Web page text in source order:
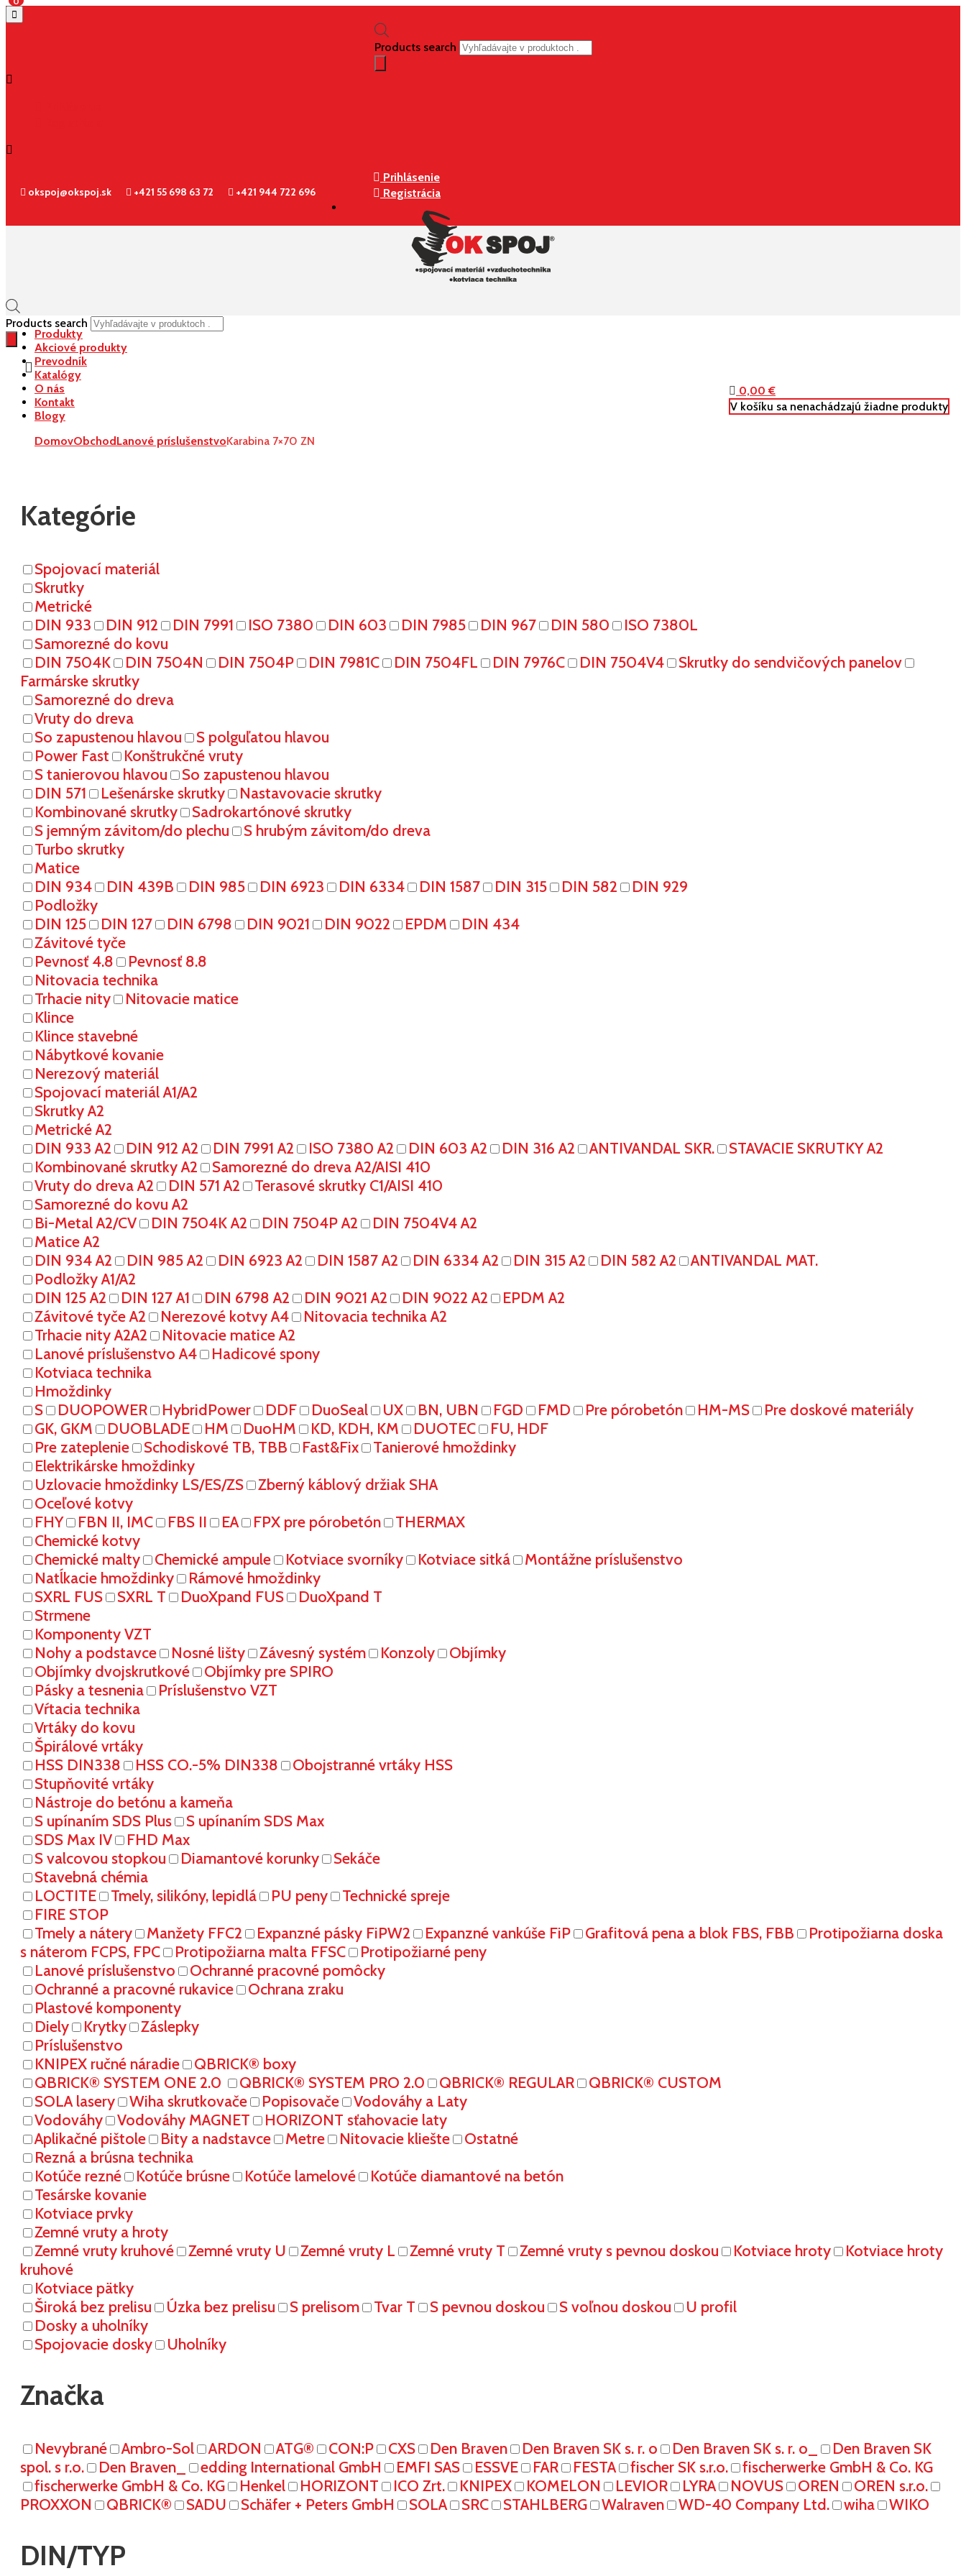
Products search
okspoj@okspoj.sk +421 55 698 63 72 +421 944 722 696
Prihlásenie
Registrácia
Products search
0,00€
V košíku sa nenachádzajú žiadne produkty
Produkty
Akciové produkty
Prevodník
Katalógy
O nás
Kontakt
Blogy
DomovObchodLanové príslušenstvoKarabina 7×70 ZN
Kategórie
Spojovací materiál
Skrutky
Metrické
DIN 933
DIN 912 DIN 7991 ISO 7380 DIN 603 DIN 7985 DIN 967 DIN 580
ISO 7380L
Samorezné do kovu
DIN 7504K
DIN 7504N DIN 7504P DIN 7981C DIN 7504FL DIN 7976C DIN 7504V4
Skrutky do sendvičových panelov
Farmárske skrutky
Samorezné do dreva
Vruty do dreva
So zapustenou hlavou
S polguľatou hlavou
Power Fast
Konštrukčné vruty
S tanierovou hlavou
So zapustenou hlavou
DIN 571
Lešenárske skrutky
Nastavovacie skrutky
Kombinované skrutky
Sadrokartónové skrutky
S jemným závitom/do plechu
S hrubým závitom/do dreva
Turbo skrutky
Matice
DIN 934
DIN 439B DIN 985 DIN 6923 DIN 6334 DIN 1587 DIN 315 DIN 582
DIN 929
Podložky
DIN 125
DIN 127 DIN 6798 DIN 9021 DIN 9022 EPDM
DIN 434
Závitové tyče
Pevnosť 4.8
Pevnosť 8.8
Nitovacia technika
Trhacie nity
Nitovacie matice
Klince
Klince stavebné
Nábytkové kovanie
Nerezový materiál
Spojovací materiál A1/A2
Skrutky A2
Metrické A2
DIN 933 A2
DIN 912 A2 DIN 7991 A2 ISO 7380 A2 DIN 603 A2 DIN 316 A2 ANTIVANDAL SKR.
STAVACIE SKRUTKY A2
Kombinované skrutky A2
Samorezné do dreva A2/AISI 410
Vruty do dreva A2
DIN 571 A2
Terasové skrutky C1/AISI 410
Samorezné do kovu A2
Bi-Metal A2/CV
DIN 7504K A2 DIN 7504P A2
DIN 7504V4 A2
Matice A2
DIN 934 A2
DIN 985 A2 DIN 6923 A2 DIN 1587 A2 DIN 6334 A2 DIN 315 A2 DIN 582 A2
ANTIVANDAL MAT.
Podložky A1/A2
DIN 125 A2
DIN 127 A1 DIN 6798 A2 DIN 9021 A2 DIN 9022 A2
EPDM A2
Závitové tyče A2
Nerezové kotvy A4
Nitovacia technika A2
Trhacie nity A2A2
Nitovacie matice A2
Lanové príslušenstvo A4
Hadicové spony
Kotviaca technika
Hmoždinky
S
DUOPOWER HybridPower DDF DuoSeal UX BN, UBN FGD FMD Pre pórobetón HM-MS
Pre doskové materiály
GK, GKM
DUOBLADE HM DuoHM KD, KDH, KM DUOTEC
FU, HDF
Pre zateplenie
Schodiskové TB, TBB Fast&Fix
Tanierové hmoždinky
Elektrikárske hmoždinky
Uzlovacie hmoždinky LS/ES/ZS
Zberný káblový držiak SHA
Oceľové kotvy
FHY
FBN II, IMC FBS II EA FPX pre pórobetón
THERMAX
Chemické kotvy
Chemické malty
Chemické ampule Kotviace svorníky Kotviace sitká
Montážne príslušenstvo
Natĺkacie hmoždinky
Rámové hmoždinky
SXRL FUS
SXRL T DuoXpand FUS
DuoXpand T
Strmene
Komponenty VZT
Nohy a podstavce
Nosné lišty Závesný systém Konzoly
Objímky
Objímky dvojskrutkové
Objímky pre SPIRO
Pásky a tesnenia
Príslušenstvo VZT
Vŕtacia technika
Vrtáky do kovu
Špirálové vrtáky
HSS DIN338
HSS CO.-5% DIN338
Obojstranné vrtáky HSS
Stupňovité vrtáky
Nástroje do betónu a kameňa
S upínaním SDS Plus
S upínaním SDS Max
SDS Max IV
FHD Max
S valcovou stopkou
Diamantové korunky
Sekáče
Stavebná chémia
LOCTITE
Tmely, silikóny, lepidlá PU peny
Technické spreje
FIRE STOP
Tmely a nátery
Manžety FFC2 Expanzné pásky FiPW2 Expanzné vankúše FiP Grafitová pena a blok FBS, FBB
Protipožiarna doska
s náterom FCPS, FPC
Protipožiarna malta FFSC
Protipožiarné peny
Lanové príslušenstvo
Ochranné pracovné pomôcky
Ochranné a pracovné rukavice
Ochrana zraku
Plastové komponenty
Diely
Krytky
Záslepky
Príslušenstvo
KNIPEX ručné náradie
QBRICK® boxy
QBRICK® SYSTEM ONE 2.0
QBRICK® SYSTEM PRO 2.0 QBRICK® REGULAR
QBRICK® CUSTOM
SOLA lasery
Wiha skrutkovače Popisovače
Vodováhy a Laty
Vodováhy
Vodováhy MAGNET
HORIZONT sťahovacie laty
Aplikačné pištole
Bity a nadstavce Metre Nitovacie kliešte
Ostatné
Rezná a brúsna technika
Kotúče rezné
Kotúče brúsne Kotúče lamelové
Kotúče diamantové na betón
Tesárske kovanie
Kotviace prvky
Zemné vruty a hroty
Zemné vruty kruhové
Zemné vruty U Zemné vruty L Zemné vruty T Zemné vruty s pevnou doskou Kotviace hroty
Kotviace hroty
kruhové
Kotviace pätky
Široká bez prelisu
Úzka bez prelisu S prelisom Tvar T S pevnou doskou S voľnou doskou
U profil
Dosky a uholníky
Spojovacie dosky
Uholníky
Značka
Nevybrané Ambro-Sol ARDON ATG® CON:P CXS Den Braven Den Braven SK s. r. o Den Braven SK s. r. o_
Den Braven SK
spol. s r.o.
Den Braven_ edding International GmbH EMFI SAS ESSVE FAR FESTA fischer SK s.r.o.
fischerwerke GmbH & Co. KG
fischerwerke GmbH & Co. KG
Henkel HORIZONT ICO Zrt. KNIPEX KOMELON LEVIOR LYRA NOVUS OREN
OREN s.r.o.
PROXXON
QBRICK® SADU Schäfer + Peters GmbH SOLA SRC STAHLBERG Walraven WD-40 Company Ltd. wiha WIKO
DIN/TYP